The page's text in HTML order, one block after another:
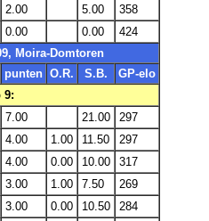
2.00 5.00
358
0.00 0.00
424
Moira-Domtoren
punten O.R. S.B.
GP-elo
9:
7.00 21.00
297
4.00 1.00 11.50
297
4.00 0.00 10.00
317
3.00 1.00 7.50
269
3.00 0.00 10.50
284